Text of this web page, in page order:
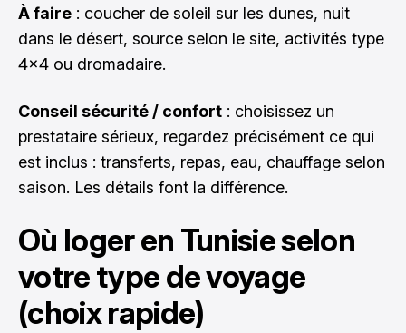
À faire : coucher de soleil sur les dunes, nuit
dans le désert, source selon le site, activités type
4x4 ou dromadaire.
Conseil sécurité / confort : choisissez un
prestataire sérieux, regardez précisément ce qui
est inclus : transferts, repas, eau, chauffage selon
saison. Les détails font la différence.
Où loger en Tunisie selon
votre type de voyage
(choix rapide)